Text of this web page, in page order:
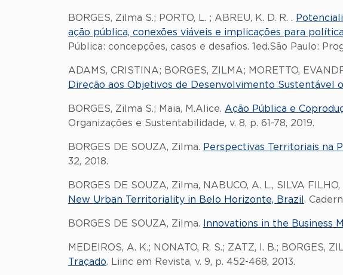
BORGES, Zilma S.; PORTO, L. ; ABREU, K. D. R. .
ação pública, conexões viáveis e implicações para
Pública: concepções, casos e desafios. 1ed.São Paulo:
ADAMS, CRISTINA; BORGES, ZILMA; MORETTO,
Direção aos Objetivos de Desenvolvimento Sustentável
BORGES, Zilma S.; Maia, M.Alice. Ação Pública e
Organizações e Sustentabilidade, v. 8, p. 61-78, 2019.
BORGES DE SOUZA, Zilma. Perspectivas Territoriais na
32, 2018.
BORGES DE SOUZA, Zilma, NABUCO, A. L., SILVA FILHO,
New Urban Territoriality in Belo Horizonte, Brazil .
BORGES DE SOUZA, Zilma. Innovations in the Business
MEDEIROS, A. K.; NONATO, R. S.; ZATZ, I. B.; BORGES,
Traçado. Liinc em Revista, v. 9, p. 452-468, 2013.